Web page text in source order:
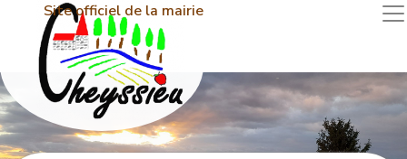
Site officiel de la mairie